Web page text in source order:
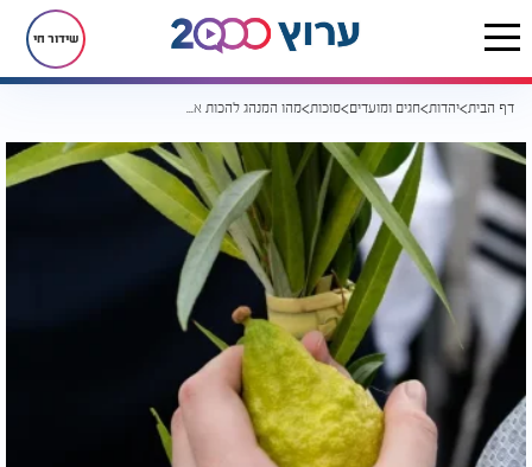
שידור חי
דף הבית יהדות חגים ומועדים סוכות מהו המנהג להכות את הערבות ביום זה?